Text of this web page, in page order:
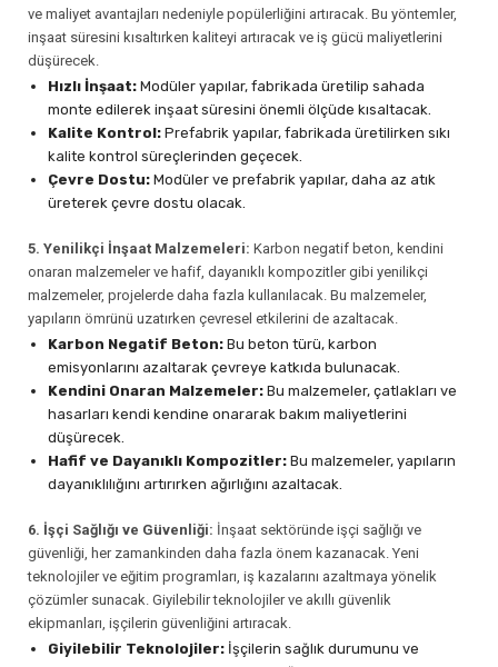
ve maliyet avantajları nedeniyle popülerliğini artıracak. Bu yöntemler,
inşaat süresini kısaltırken kaliteyi artıracak ve iş gücü maliyetlerini
düşürecek.
Hızlı İnşaat: Modüler yapılar, fabrikada üretilip sahada
monte edilerek inşaat süresini önemli ölçüde kısaltacak.
Kalite Kontrol: Prefabrik yapılar, fabrikada üretilirken sıkı
kalite kontrol süreçlerinden geçecek.
Çevre Dostu: Modüler ve prefabrik yapılar, daha az atık
üreterek çevre dostu olacak.
5. Yenilikçi İnşaat Malzemeleri: Karbon negatif beton, kendini
onaran malzemeler ve hafif, dayanıklı kompozitler gibi yenilikçi
malzemeler, projelerde daha fazla kullanılacak. Bu malzemeler,
yapıların ömrünü uzatırken çevresel etkilerini de azaltacak.
Karbon Negatif Beton: Bu beton türü, karbon
emisyonlarını azaltarak çevreye katkıda bulunacak.
Kendini Onaran Malzemeler: Bu malzemeler, çatlakları ve
hasarları kendi kendine onararak bakım maliyetlerini
düşürecek.
Hafif ve Dayanıklı Kompozitler: Bu malzemeler, yapıların
dayanıklılığını artırırken ağırlığını azaltacak.
6. İşçi Sağlığı ve Güvenliği: İnşaat sektöründe işçi sağlığı ve
güvenliği, her zamankinden daha fazla önem kazanacak. Yeni
teknolojiler ve eğitim programları, iş kazalarını azaltmaya yönelik
çözümler sunacak. Giyilebilir teknolojiler ve akıllı güvenlik
ekipmanları, işçilerin güvenliğini artıracak.
Giyilebilir Teknolojiler: İşçilerin sağlık durumunu ve